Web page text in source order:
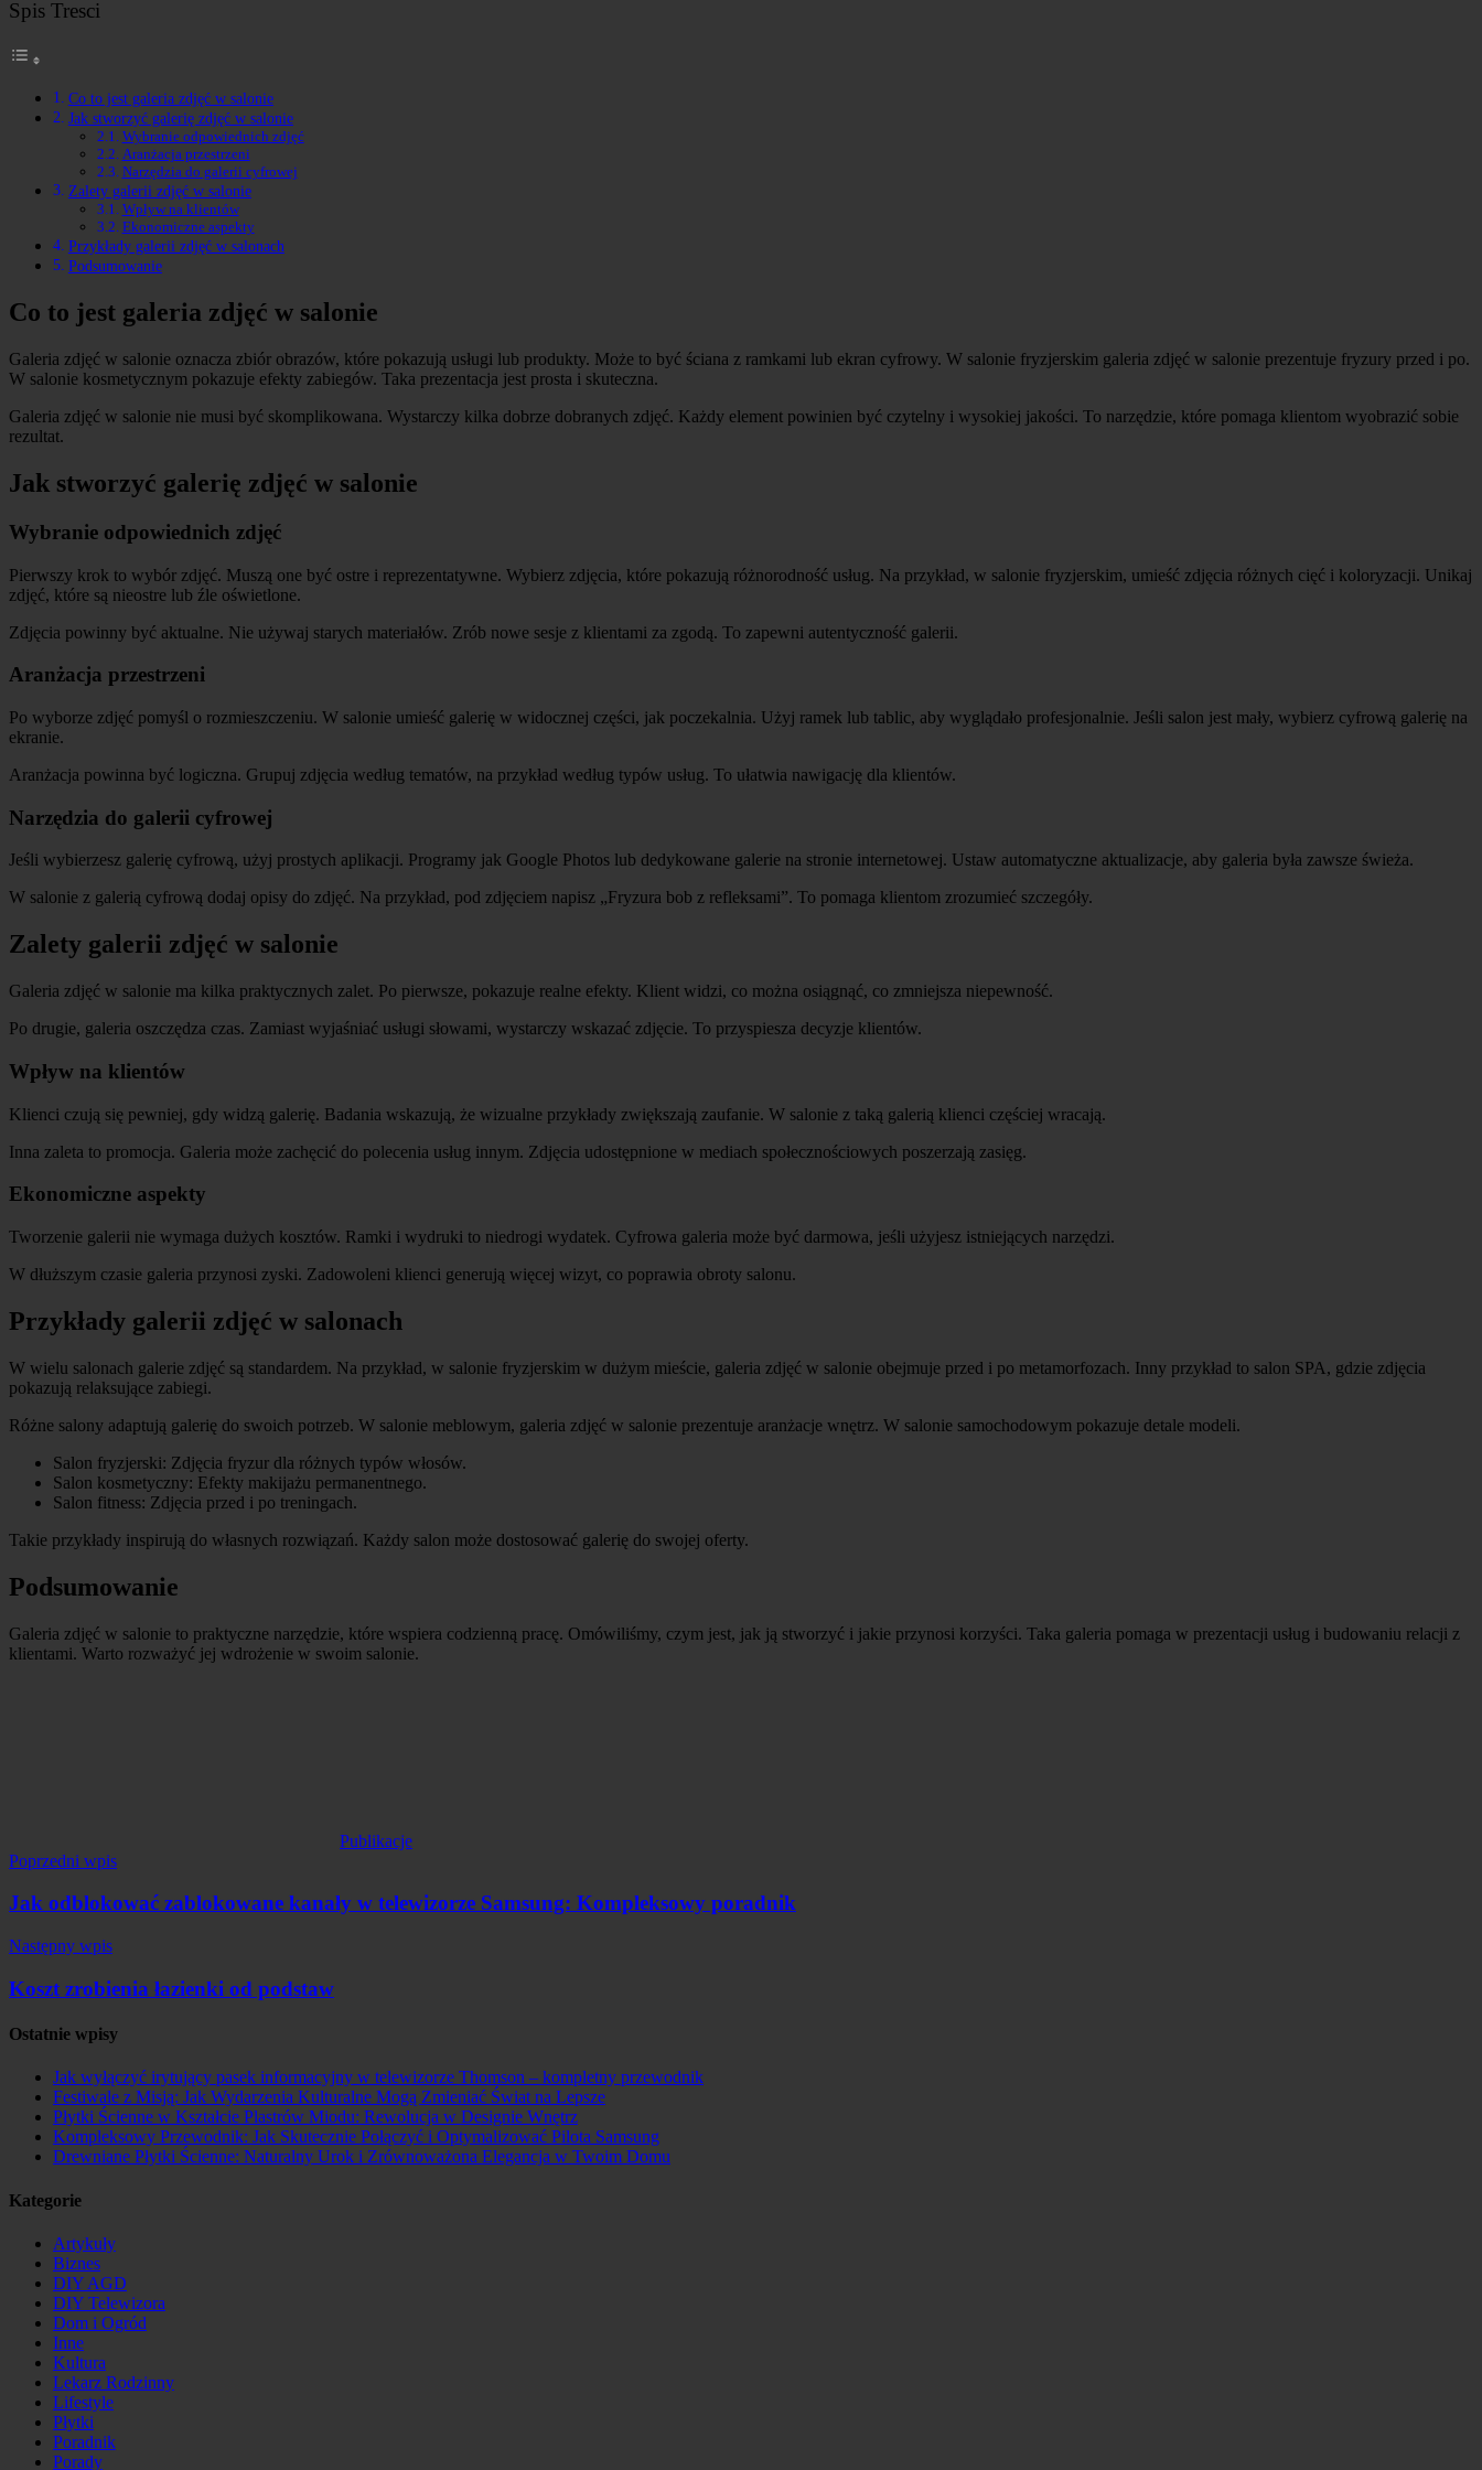
Spis Tresci
Co to jest galeria zdjęć w salonie
Jak stworzyć galerię zdjęć w salonie
Wybranie odpowiednich zdjęć
Aranżacja przestrzeni
Narzędzia do galerii cyfrowej
Zalety galerii zdjęć w salonie
Wpływ na klientów
Ekonomiczne aspekty
Przykłady galerii zdjęć w salonach
Podsumowanie
Co to jest galeria zdjęć w salonie
Galeria zdjęć w salonie oznacza zbiór obrazów, które pokazują usługi lub produkty. Może to być ściana z ramkami lub ekran cyfrowy. W salonie fryzjerskim galeria zdjęć w salonie prezentuje fryzury przed i po.
W salonie kosmetycznym pokazuje efekty zabiegów. Taka prezentacja jest prosta i skuteczna.
Galeria zdjęć w salonie nie musi być skomplikowana. Wystarczy kilka dobrze dobranych zdjęć. Każdy element powinien być czytelny i wysokiej jakości. To narzędzie, które pomaga klientom wyobrazić sobie
rezultat.
Jak stworzyć galerię zdjęć w salonie
Wybranie odpowiednich zdjęć
Pierwszy krok to wybór zdjęć. Muszą one być ostre i reprezentatywne. Wybierz zdjęcia, które pokazują różnorodność usług. Na przykład, w salonie fryzjerskim, umieść zdjęcia różnych cięć i koloryzacji. Unikaj
zdjęć, które są nieostre lub źle oświetlone.
Zdjęcia powinny być aktualne. Nie używaj starych materiałów. Zrób nowe sesje z klientami za zgodą. To zapewni autentyczność galerii.
Aranżacja przestrzeni
Po wyborze zdjęć pomyśl o rozmieszczeniu. W salonie umieść galerię w widocznej części, jak poczekalnia. Użyj ramek lub tablic, aby wyglądało profesjonalnie. Jeśli salon jest mały, wybierz cyfrową galerię na
ekranie.
Aranżacja powinna być logiczna. Grupuj zdjęcia według tematów, na przykład według typów usług. To ułatwia nawigację dla klientów.
Narzędzia do galerii cyfrowej
Jeśli wybierzesz galerię cyfrową, użyj prostych aplikacji. Programy jak Google Photos lub dedykowane galerie na stronie internetowej. Ustaw automatyczne aktualizacje, aby galeria była zawsze świeża.
W salonie z galerią cyfrową dodaj opisy do zdjęć. Na przykład, pod zdjęciem napisz „Fryzura bob z refleksami”. To pomaga klientom zrozumieć szczegóły.
Zalety galerii zdjęć w salonie
Galeria zdjęć w salonie ma kilka praktycznych zalet. Po pierwsze, pokazuje realne efekty. Klient widzi, co można osiągnąć, co zmniejsza niepewność.
Po drugie, galeria oszczędza czas. Zamiast wyjaśniać usługi słowami, wystarczy wskazać zdjęcie. To przyspiesza decyzje klientów.
Wpływ na klientów
Klienci czują się pewniej, gdy widzą galerię. Badania wskazują, że wizualne przykłady zwiększają zaufanie. W salonie z taką galerią klienci częściej wracają.
Inna zaleta to promocja. Galeria może zachęcić do polecenia usług innym. Zdjęcia udostępnione w mediach społecznościowych poszerzają zasięg.
Ekonomiczne aspekty
Tworzenie galerii nie wymaga dużych kosztów. Ramki i wydruki to niedrogi wydatek. Cyfrowa galeria może być darmowa, jeśli użyjesz istniejących narzędzi.
W dłuższym czasie galeria przynosi zyski. Zadowoleni klienci generują więcej wizyt, co poprawia obroty salonu.
Przykłady galerii zdjęć w salonach
W wielu salonach galerie zdjęć są standardem. Na przykład, w salonie fryzjerskim w dużym mieście, galeria zdjęć w salonie obejmuje przed i po metamorfozach. Inny przykład to salon SPA, gdzie zdjęcia
pokazują relaksujące zabiegi.
Różne salony adaptują galerię do swoich potrzeb. W salonie meblowym, galeria zdjęć w salonie prezentuje aranżacje wnętrz. W salonie samochodowym pokazuje detale modeli.
Salon fryzjerski: Zdjęcia fryzur dla różnych typów włosów.
Salon kosmetyczny: Efekty makijażu permanentnego.
Salon fitness: Zdjęcia przed i po treningach.
Takie przykłady inspirują do własnych rozwiązań. Każdy salon może dostosować galerię do swojej oferty.
Podsumowanie
Galeria zdjęć w salonie to praktyczne narzędzie, które wspiera codzienną pracę. Omówiliśmy, czym jest, jak ją stworzyć i jakie przynosi korzyści. Taka galeria pomaga w prezentacji usług i budowaniu relacji z
klientami. Warto rozważyć jej wdrożenie w swoim salonie.
Publikacje
Nawigacja
wpisu
Poprzedni wpis
Jak odblokować zablokowane kanały w telewizorze Samsung: Kompleksowy poradnik
Następny wpis
Koszt zrobienia łazienki od podstaw
Ostatnie wpisy
Jak wyłączyć irytujący pasek informacyjny w telewizorze Thomson – kompletny przewodnik
Festiwale z Misją: Jak Wydarzenia Kulturalne Mogą Zmieniać Świat na Lepsze
Płytki Ścienne w Kształcie Plastrów Miodu: Rewolucja w Designie Wnętrz
Kompleksowy Przewodnik: Jak Skutecznie Połączyć i Optymalizować Pilota Samsung
Drewniane Płytki Ścienne: Naturalny Urok i Zrównoważona Elegancja w Twoim Domu
Kategorie
Artykuły
Biznes
DIY AGD
DIY Telewizora
Dom i Ogród
Inne
Kultura
Lekarz Rodzinny
Lifestyle
Płytki
Poradnik
Porady